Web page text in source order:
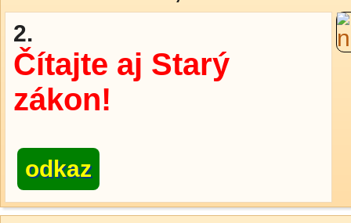
2.
Čítajte aj Starý
zákon!
odkaz